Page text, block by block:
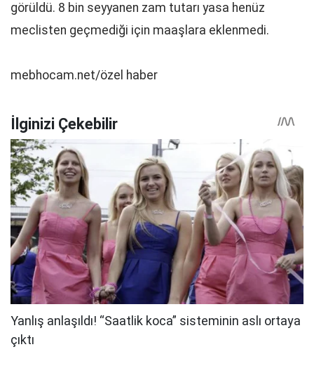
görüldü. 8 bin seyyanen zam tutarı yasa henüz
meclisten geçmediği için maaşlara eklenmedi.
mebhocam.net/özel haber